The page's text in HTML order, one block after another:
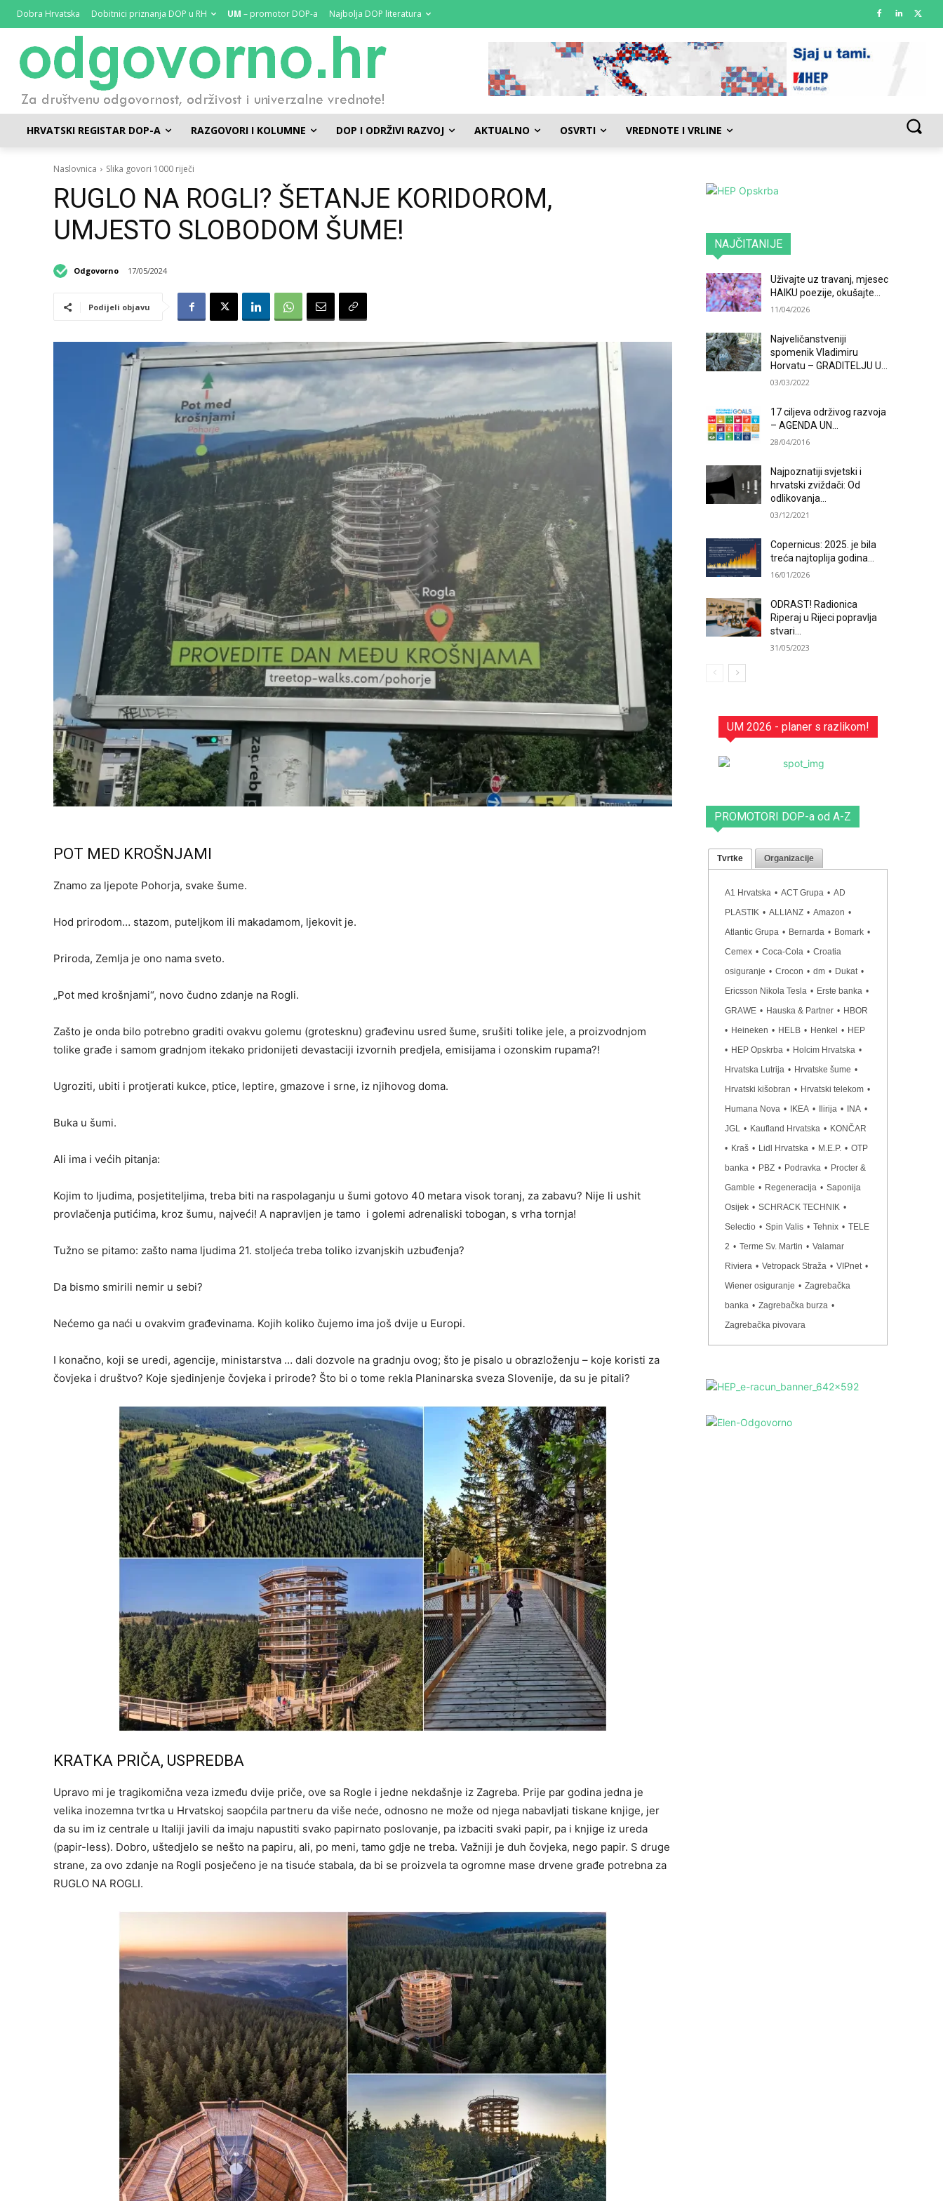
Dobra Hrvatska Dobitnici priznanja DOP u RH UM – promotor DOP-a Najbolja DOP literatura
HRVATSKI REGISTAR DOP-A RAZGOVORI I KOLUMNE DOP I ODRŽIVI RAZVOJ AKTUALNO OSVRTI VREDNOTE I VRLINE
Naslovnica Slika govori 1000 riječi
RUGLO NA ROGLI? ŠETANJE KORIDOROM,
UMJESTO SLOBODOM ŠUME!
Odgovorno 17/05/2024
Podijeli objavu
POT MED KROŠNJAMI
Znamo za ljepote Pohorja, svake šume.
Hod prirodom… stazom, puteljkom ili makadamom, ljekovit je.
Priroda, Zemlja je ono nama sveto.
„Pot med krošnjami“, novo čudno zdanje na Rogli.
Zašto je onda bilo potrebno graditi ovakvu golemu (grotesknu) građevinu usred šume, srušiti tolike jele, a proizvodnjom
tolike građe i samom gradnjom itekako pridonijeti devastaciji izvornih predjela, emisijama i ozonskim rupama?!
Ugroziti, ubiti i protjerati kukce, ptice, leptire, gmazove i srne, iz njihovog doma.
Buka u šumi.
Ali ima i većih pitanja:
Kojim to ljudima, posjetiteljima, treba biti na raspolaganju u šumi gotovo 40 metara visok toranj, za zabavu? Nije li ushit
provlačenja putićima, kroz šumu, najveći! A napravljen je tamo i golemi adrenaliski tobogan, s vrha tornja!
Tužno se pitamo: zašto nama ljudima 21. stoljeća treba toliko izvanjskih uzbuđenja?
Da bismo smirili nemir u sebi?
Nećemo ga naći u ovakvim građevinama. Kojih koliko čujemo ima još dvije u Europi.
I konačno, koji se uredi, agencije, ministarstva … dali dozvole na gradnju ovog; što je pisalo u obrazloženju – koje koristi za
čovjeka i društvo? Koje sjedinjenje čovjeka i prirode? Što bi o tome rekla Planinarska sveza Slovenije, da su je pitali?
KRATKA PRIČA, USPREDBA
Upravo mi je tragikomična veza između dvije priče, ove sa Rogle i jedne nekdašnje iz Zagreba. Prije par godina jedna je
velika inozemna tvrtka u Hrvatskoj saopćila partneru da više neće, odnosno ne može od njega nabavljati tiskane knjige, jer
da su im iz centrale u Italiji javili da imaju napustiti svako papirnato poslovanje, pa izbaciti svaki papir, pa i knjige iz ureda
(papir-less). Dobro, uštedjelo se nešto na papiru, ali, po meni, tamo gdje ne treba. Važniji je duh čovjeka, nego papir. S druge
strane, za ovo zdanje na Rogli posječeno je na tisuće stabala, da bi se proizvela ta ogromne mase drvene građe potrebna za
RUGLO NA ROGLI.
NAJČITANIJE
Uživajte uz travanj, mjesec
HAIKU poezije, okušajte...
11/04/2026
Najveličanstveniji
spomenik Vladimiru
Horvatu – GRADITELJU U...
03/03/2022
17 ciljeva održivog razvoja
– AGENDA UN...
28/04/2016
Najpoznatiji svjetski i
hrvatski zviždači: Od
odlikovanja...
03/12/2021
Copernicus: 2025. je bila
treća najtoplija godina...
16/01/2026
ODRAST! Radionica
Riperaj u Rijeci popravlja
stvari...
31/05/2023
UM 2026 - planer s razlikom!
PROMOTORI DOP-a od A-Z
Tvrtke Organizacije
A1 Hrvatska • ACT Grupa • AD
PLASTIK • ALLIANZ • Amazon •
Atlantic Grupa • Bernarda • Bomark •
Cemex • Coca-Cola • Croatia
osiguranje • Crocon • dm • Dukat •
Ericsson Nikola Tesla • Erste banka •
GRAWE • Hauska & Partner • HBOR
• Heineken • HELB • Henkel • HEP
• HEP Opskrba • Holcim Hrvatska •
Hrvatska Lutrija • Hrvatske šume •
Hrvatski kišobran • Hrvatski telekom •
Humana Nova • IKEA • Ilirija • INA •
JGL • Kaufland Hrvatska • KONČAR
• Kraš • Lidl Hrvatska • M.E.P. • OTP
banka • PBZ • Podravka • Procter &
Gamble • Regeneracija • Saponija
Osijek • SCHRACK TECHNIK •
Selectio • Spin Valis • Tehnix • TELE
2 • Terme Sv. Martin • Valamar
Riviera • Vetropack Straža • VIPnet •
Wiener osiguranje • Zagrebačka
banka • Zagrebačka burza •
Zagrebačka pivovara